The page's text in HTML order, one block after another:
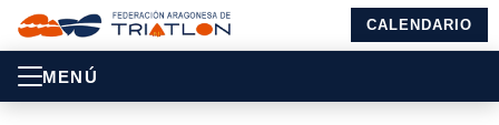
CALENDARIO
MENÚ